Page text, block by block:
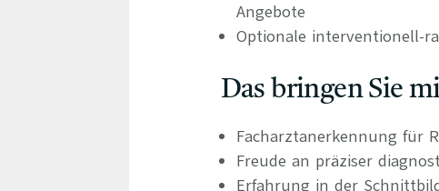
Angebote
Optionale interventionell-
Das bringen Sie
Facharztanerkennung für
Freude an präziser
Erfahrung in der